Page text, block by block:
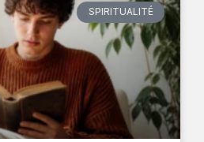
SPIRITUALITÉ